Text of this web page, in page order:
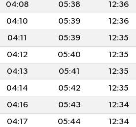
04:08 05:38 12:36
04:10 05:39 12:36
04:11 05:39 12:35
04:12 05:40 12:35
04:13 05:41 12:35
04:14 05:42 12:35
04:16 05:43 12:34
04:17 05:44 12:34